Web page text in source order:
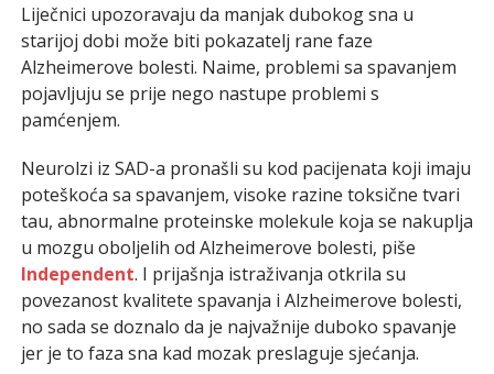
Liječnici upozoravaju da manjak dubokog sna u
starijoj dobi može biti pokazatelj rane faze
Alzheimerove bolesti. Naime, problemi sa spavanjem
pojavljuju se prije nego nastupe problemi s
pamćenjem.
Neurolzi iz SAD-a pronašli su kod pacijenata koji imaju
poteškoća sa spavanjem, visoke razine toksične tvari
tau, abnormalne proteinske molekule koja se nakuplja
u mozgu oboljelih od Alzheimerove bolesti, piše
Independent. I prijašnja istraživanja otkrila su
povezanost kvalitete spavanja i Alzheimerove bolesti,
no sada se doznalo da je najvažnije duboko spavanje
jer je to faza sna kad mozak preslaguje sjećanja.